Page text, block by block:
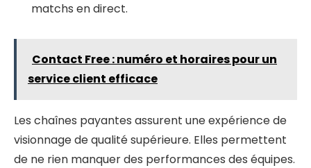
matchs en direct.
Contact Free : numéro et horaires pour un
service client efficace
Les chaînes payantes assurent une expérience de
visionnage de qualité supérieure. Elles permettent
de ne rien manquer des performances des équipes.